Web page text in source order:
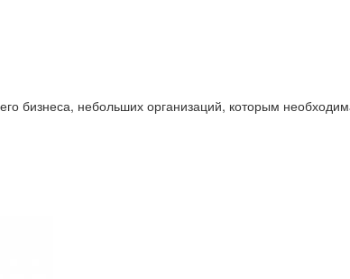
бизнеса, небольших организаций, которым